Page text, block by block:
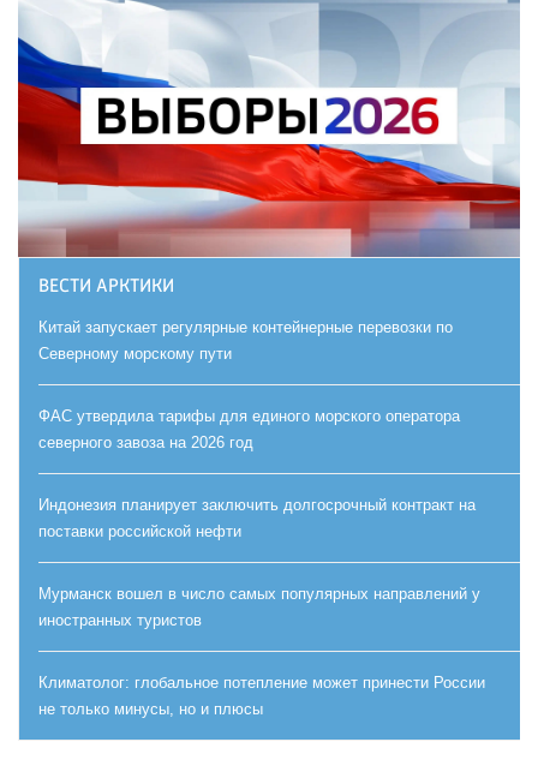
ВЕСТИ АРКТИКИ
Китай запускает регулярные контейнерные перевозки по
Северному морскому пути
ФАС утвердила тарифы для единого морского оператора
северного завоза на 2026 год
Индонезия планирует заключить долгосрочный контракт на
поставки российской нефти
Мурманск вошел в число самых популярных направлений у
иностранных туристов
Климатолог: глобальное потепление может принести России
не только минусы, но и плюсы